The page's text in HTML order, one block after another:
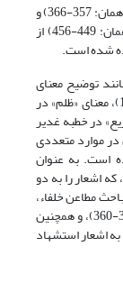
سعد و عبدالرحمن، عائشه، معاویه و عمرو بن العاص (همان: 357-366) و
نیز مسأله طول عمر حضرت حجة بن الحسن(عج) (همان: 449-456) از
شده است.
توضیح معنای
«ولیّ» و «إنّما» در آیه 5 سوره مائده (همان: 184: 186)، معنای «ظلم» در
«فاء تفریع» در خطبه غدیر
در موارد متعددی
است. به عنوان
نمونه، در بیان ثبوت نص جلی بر امامت حضرت علی7، که اشعار را به دو
194-196)، و نیز در مباحث مطاعن خلفاء،
طلحه، زبیر و عبدالرحمن (همان: 231، 245-246، 358-360)، و همچنین
(همان: 449-455) بسیار به اشعار استشهاد